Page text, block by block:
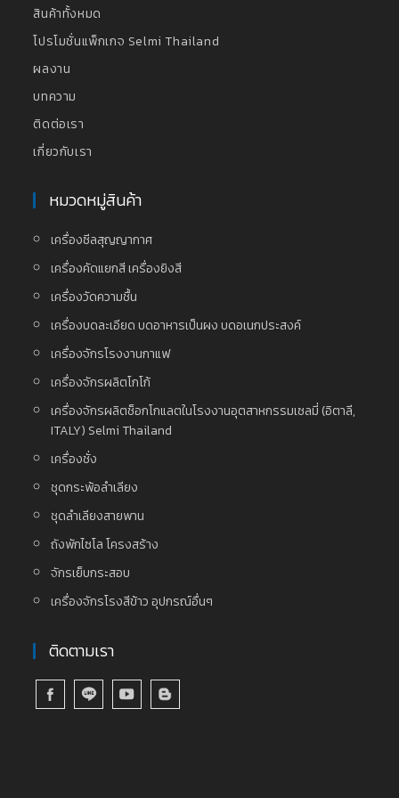
สินค้าทั้งหมด
โปรโมชั่นแพ็กเกจ Selmi Thailand
ผลงาน
บทความ
ติดต่อเรา
เกี่ยวกับเรา
หมวดหมู่สินค้า
เครื่องซีลสุญญากาศ
เครื่องคัดแยกสี เครื่องยิงสี
เครื่องวัดความชื้น
เครื่องบดละเอียด บดอาหารเป็นผง บดอเนกประสงค์
เครื่องจักรโรงงานกาแฟ
เครื่องจักรผลิตโกโก้
เครื่องจักรผลิตช็อกโกแลตในโรงงานอุตสาหกรรมเซลมี่ (อิตาลี,
ITALY) Selmi Thailand
เครื่องชั่ง
ชุดกระพ้อลำเลียง
ชุดลำเลียงสายพาน
ถังพักไซโล โครงสร้าง
จักรเย็บกระสอบ
เครื่องจักรโรงสีข้าว อุปกรณ์อื่นๆ
ติดตามเรา